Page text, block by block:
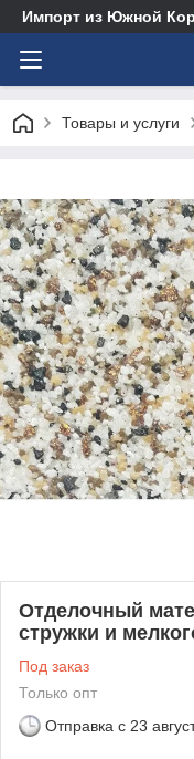
Импорт из Южной
Товары и услуги
Отделочный
стружки и
Под заказ
Только опт
Отправка с 23